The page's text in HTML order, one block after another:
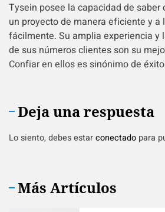
Tysein posee la capacidad de saber
un proyecto de manera eficiente y a
fácilmente. Su amplia experiencia y
de sus números clientes son su
Confiar en ellos es sinónimo de éxito
Deja una respuesta
Lo siento, debes estarconectado para
Más Artículos